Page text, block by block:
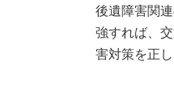
後遺障害関
強すれば、
害対策を正